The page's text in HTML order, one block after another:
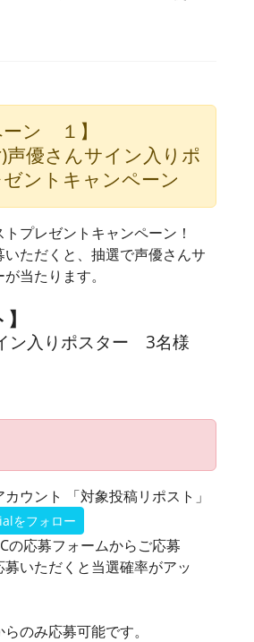
ーン １】
声優さんサイン入りポ
ントキャンペーン
プレゼントキャンペーン！
ただくと、抽選で声優さんサ
当たります。
ン入りポスター 3名様
ウント
「対象投稿リポスト」
をフォロー
の応募フォームからご応募
いただくと当選確率がアッ
のみ応募可能です。